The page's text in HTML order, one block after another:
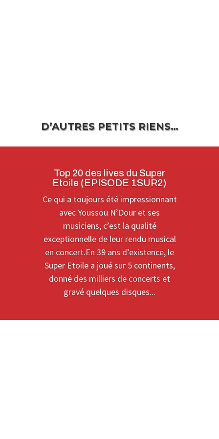
D’AUTRES PETITS RIENS…
Top 20 des lives du Super
Etoile (EPISODE 1SUR2)
Ce qui a toujours été impressionnant
avec Youssou N’Dour et ses
musiciens, c’est la qualité
exceptionnelle de leur rendu musical
en concert.En 39 ans d’existence, le
Super Etoile a joué sur 5 continents,
donné des milliers de concerts et
gravé quelques disques...